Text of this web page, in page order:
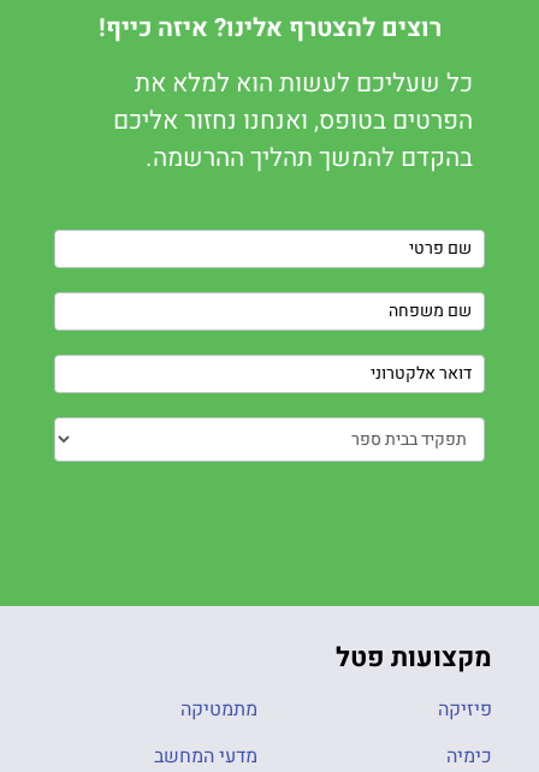
רוצים להצטרף אלינו? איזה כייף!
כל שעליכם לעשות הוא למלא את
הפרטים בטופס, ואנחנו נחזור אליכם
בהקדם להמשך תהליך ההרשמה.
Contact
Us
מקצועות פטל
פיזיקה
כימיה
מתמטיקה
מדעי המחשב